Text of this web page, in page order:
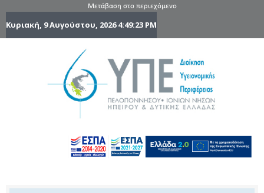
Μετάβαση στο περιεχόμενο
Κυριακή, 9 Αυγούστου, 20264:49:24 PM
Ηπείρου
Δυτικής
Ελλάδας